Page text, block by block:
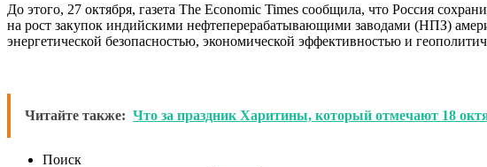
До этого, 27 октября, газета The Economic Times сообщила, что Россия
на рост закупок индийскими нефтеперерабатывающими заводами (НПЗ)
энергетической безопасностью, экономической эффективностью и
Читайте также: Что за праздник Харитины, который отмечают 18
Поиск